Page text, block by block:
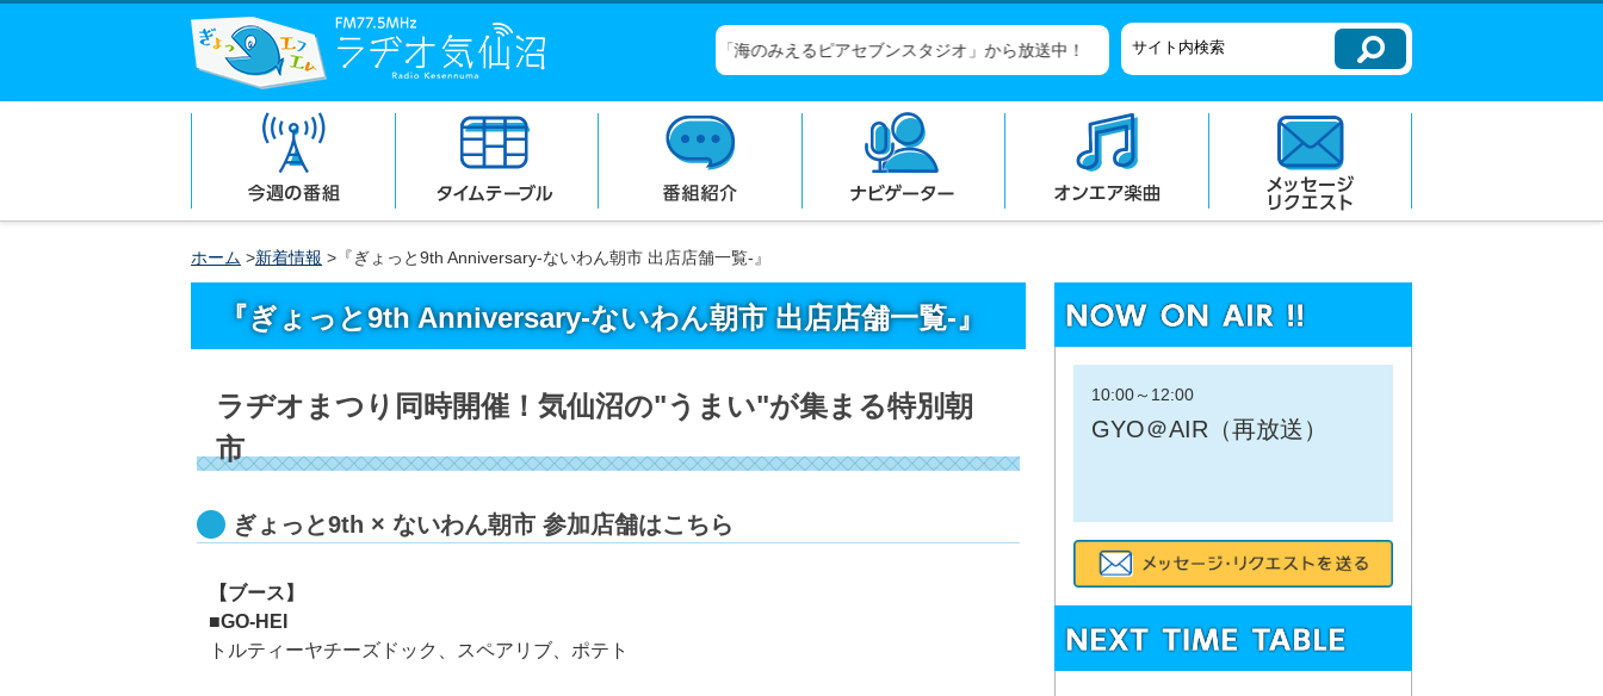
ぎょっとＦＭは「海のみえるピアセブンスタジオ」から放送中！
ホーム >新着情報 >『ぎょっと9th Anniversary-ないわん朝市 出店店舗一覧-』
『ぎょっと9th Anniversary-ないわん朝市 出店店舗一覧-』
ラヂオまつり同時開催！気仙沼の"うまい"が集まる特別朝
市
ぎょっと9th × ないわん朝市 参加店舗はこちら
【ブース】
■GO-HEI
トルティーヤチーズドック、スペアリブ、ポテト
10:00～ 12:00
GYO＠AIR（再放送）